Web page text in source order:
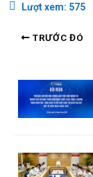
Lượt xem: 575
TRƯỚC ĐÓ